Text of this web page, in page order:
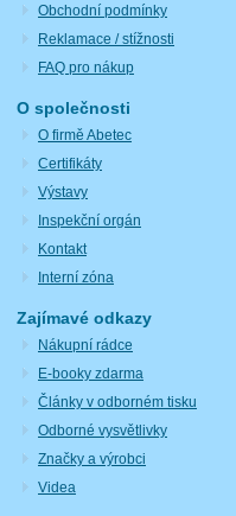
Obchodní podmínky
Reklamace / stížnosti
FAQ pro nákup
O společnosti
O firmě Abetec
Certifikáty
Výstavy
Inspekční orgán
Kontakt
Interní zóna
Zajímavé odkazy
Nákupní rádce
E-booky zdarma
Články v odborném tisku
Odborné vysvětlivky
Značky a výrobci
Videa